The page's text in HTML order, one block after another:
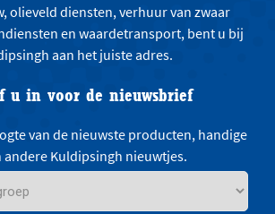
olieveld diensten, verhuur van zwaar
en waardetransport, bent u bij
aan het juiste adres.
u in voor de nieuwsbrief
van de nieuwste producten, handige
andere Kuldipsingh nieuwtjes.